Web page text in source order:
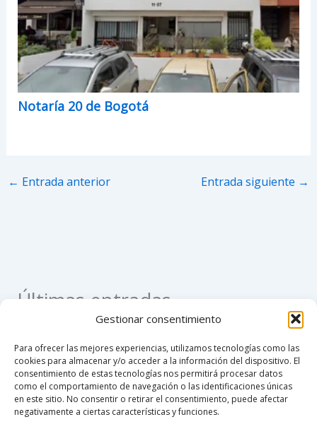
Gestionar consentimiento
Para ofrecer las mejores experiencias, utilizamos tecnologías como las
cookies para almacenar y/o acceder a la información del dispositivo. El
consentimiento de estas tecnologías nos permitirá procesar datos
como el comportamiento de navegación o las identificaciones únicas
en este sitio. No consentir o retirar el consentimiento, puede afectar
negativamente a ciertas características y funciones.
Notaría 20 de Bogotá
← Entrada anterior Entrada siguiente →
Últimas entradas
Como apostillar un registro civil de nacimiento en
Colombia
Como hacer un poder notarial
Custodia compartida en Colombia 2026